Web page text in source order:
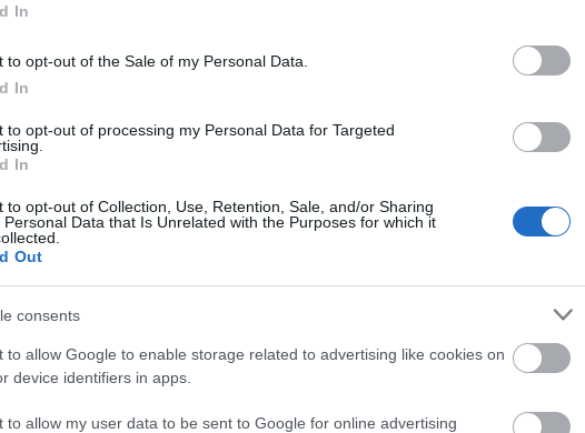
In
to opt-out of the Sale of my Personal Data.
In
to opt-out of processing my Personal Data for Targeted
In
to opt-out of Collection, Use, Retention, Sale, and/or Sharing
Personal Data that Is Unrelated with the Purposes for which it
Out
consents
to allow Google to enable storage related to advertising like cookies on
device identifiers in apps.
to allow my user data to be sent to Google for online advertising
Tető,
családról